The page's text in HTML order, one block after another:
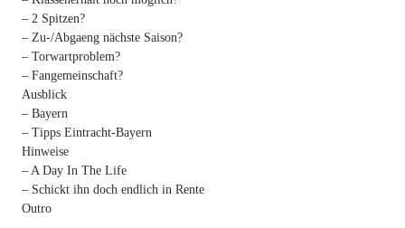
– 2 Spitzen?
– Zu-/Abgaeng nächste Saison?
– Torwartproblem?
– Fangemeinschaft?
Ausblick
– Bayern
– Tipps Eintracht-Bayern
Hinweise
– A Day In The Life
– Schickt ihn doch endlich in Rente
Outro